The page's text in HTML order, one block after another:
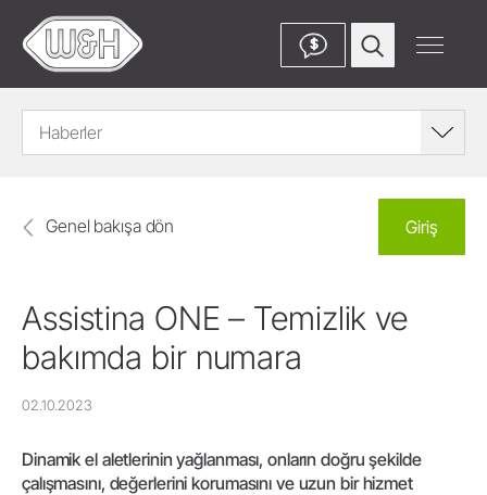
$
Haberler
Genel bakışa dön Giriş
Assistina ONE – Temizlik ve
bakımda bir numara
02.10.2023
Dinamik el aletlerinin yağlanması, onların doğru şekilde
çalışmasını, değerlerini korumasını ve uzun bir hizmet